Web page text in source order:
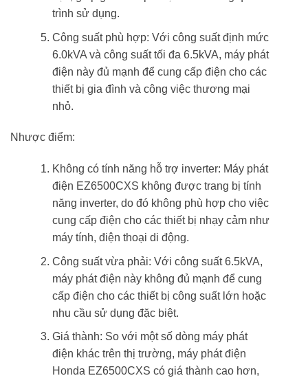
trình sử dụng.
Công suất phù hợp: Với công suất định mức
6.0kVA và công suất tối đa 6.5kVA, máy phát
điện này đủ mạnh để cung cấp điện cho các
thiết bị gia đình và công việc thương mại
nhỏ.
Nhược điểm:
Không có tính năng hỗ trợ inverter: Máy phát
điện EZ6500CXS không được trang bị tính
năng inverter, do đó không phù hợp cho việc
cung cấp điện cho các thiết bị nhạy cảm như
máy tính, điện thoại di động.
Công suất vừa phải: Với công suất 6.5kVA,
máy phát điện này không đủ mạnh để cung
cấp điện cho các thiết bị công suất lớn hoặc
nhu cầu sử dụng đặc biệt.
Giá thành: So với một số dòng máy phát
điện khác trên thị trường, máy phát điện
Honda EZ6500CXS có giá thành cao hơn,